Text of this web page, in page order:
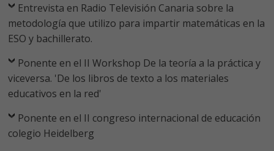
Entrevista en Radio Televisión Canaria sobre la
metodología que utilizo para impartir matemáticas en la
ESO y bachillerato.
Ponente en el II Workshop De la teoría a la práctica y
viceversa. 'De los libros de texto a los materiales
educativos en la red'
Ponente en el II congreso internacional de educación
colegio Heidelberg